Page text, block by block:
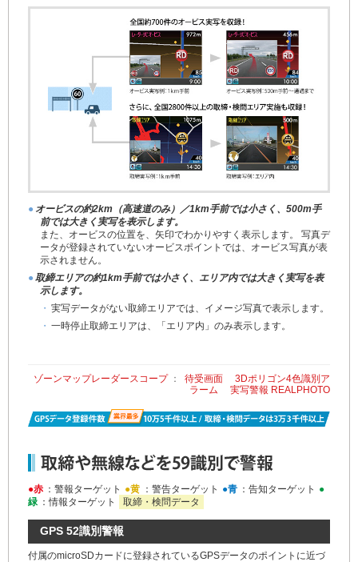
● オービスの約2km（高速道のみ）／1km手前では小さく、500m手
前では大きく実写を表示します。
また、オービスの位置を、矢印でわかりやすく表示します。 写真デ
ータが登録されていないオービスポイントでは、オービス写真が表
示されません。
● 取締エリアの約1km手前では小さく、エリア内では大きく実写を表
示します。
・ 実写データがない取締エリアでは、イメージ写真で表示します。
・ 一時停止取締エリアは、「エリア内」のみ表示します。
ゾーンマップレーダースコープ： 待受画面
3Dポリゴン4色識別ア
ラーム
実写警報 REALPHOTO
●赤 ：警報ターゲット ●黄 ：警告ターゲット ●青 ：告知ターゲット ●
緑 ：情報ターゲット 取締・検問データ
GPS 52識別警報
付属のmicroSDカードに登録されているGPSデータのポイントに近づ